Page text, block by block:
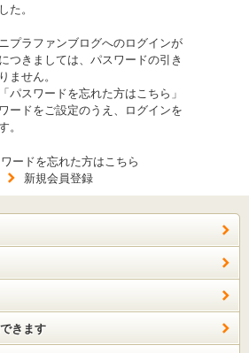
た。
プラファンブログへのログインが
つきましては、パスワードの引き
ません。
パスワードを忘れた方はこちら」
ードをご設定のうえ、ログインを
。
ードを忘れた方はこちら
新規会員登録
きます